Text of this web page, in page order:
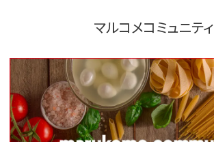
マルコメコミュニティ